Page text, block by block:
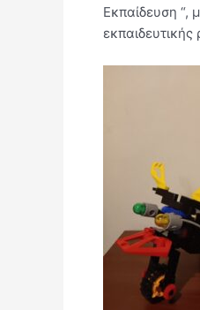
Εκπαίδευση “,